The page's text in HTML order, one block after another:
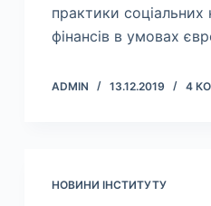
практики соціальних
фінансів в умовах
ADMIN 13.12.2019 4
НОВИНИ ІНСТИТУТУ